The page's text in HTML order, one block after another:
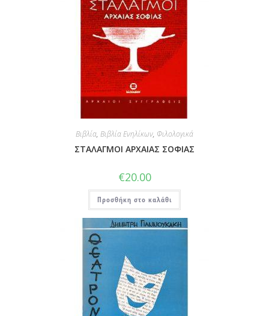
Βιβλία, Βιβλία Ενηλίκων, Φιλολογικά
ΣΤΑΛΑΓΜΟΙ ΑΡΧΑΙΑΣ ΣΟΦΙΑΣ
€20.00
Προσθήκη στο καλάθι